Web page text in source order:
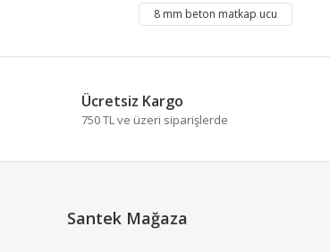
Ürün resmi kalitesiz, bozuk veya
Ürün açıklamasında eksik bilgiler
Ürün fiyatı diğer sitelerden daha pahalı.
Bu ürüne benzer farklı alternatifler olmalı.
8 mm beton matkap ucu
Ücretsiz Kargo
750 TL ve üzeri siparişlerde
Santek Mağaza